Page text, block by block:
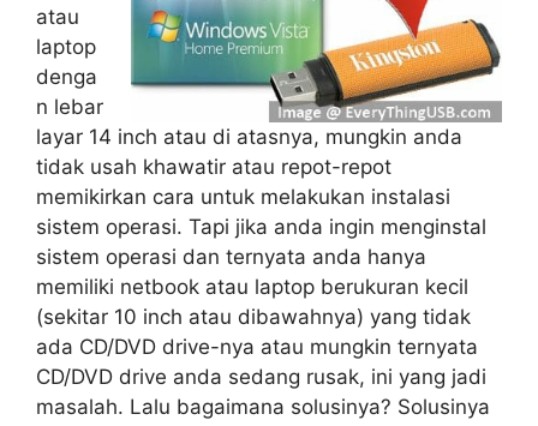
atau
laptop
denga
n lebar
layar 14 inch atau di atasnya, mungkin anda
tidak usah khawatir atau repot-repot
memikirkan cara untuk melakukan instalasi
sistem operasi. Tapi jika anda ingin menginstal
sistem operasi dan ternyata anda hanya
memiliki netbook atau laptop berukuran kecil
(sekitar 10 inch atau dibawahnya) yang tidak
ada CD/DVD drive-nya atau mungkin ternyata
CD/DVD drive anda sedang rusak, ini yang jadi
masalah. Lalu bagaimana solusinya? Solusinya